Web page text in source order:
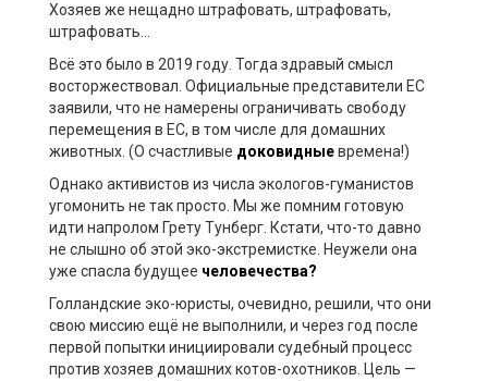
Хозяев же нещадно штрафовать, штрафовать,
штрафовать…
Всё это было в 2019 году. Тогда здравый смысл
восторжествовал. Официальные представители ЕС
заявили, что не намерены ограничивать свободу
перемещения в ЕС, в том числе для домашних
животных. (О счастливые доковидныевремена!)
Однако активистов из числа экологов-гуманистов
угомонить не так просто. Мы же помним готовую
идти напролом Грету Тунберг. Кстати, что-то давно
не слышно об этой эко-экстремистке. Неужели она
уже спасла будущее человечества?
Голландские эко-юристы, очевидно, решили, что они
свою миссию ещё не выполнили, и через год после
первой попытки инициировали судебный процесс
против хозяев домашних котов-охотников. Цель —